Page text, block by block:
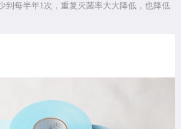
到每半年1次，重复灭菌率大大降低，也降低